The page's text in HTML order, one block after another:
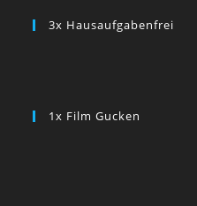
3x Hausaufgabenfrei
1x Film Gucken